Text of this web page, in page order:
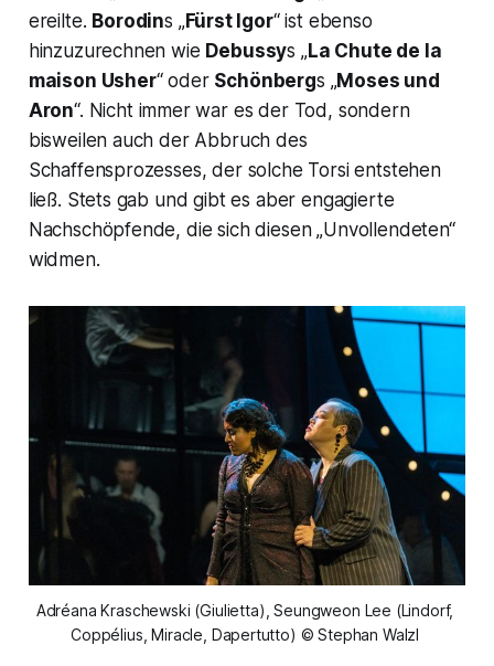
ereilte. Borodins „Fürst Igor“ ist ebenso
hinzuzurechnen wie Debussys „La Chute de la
maison Usher“ oder Schönbergs „Moses und
Aron“. Nicht immer war es der Tod, sondern
bisweilen auch der Abbruch des
Schaffensprozesses, der solche Torsi entstehen
ließ. Stets gab und gibt es aber engagierte
Nachschöpfende, die sich diesen „Unvollendeten“
widmen.
Adréana Kraschewski (Giulietta), Seungweon Lee (Lindorf,
Coppélius, Miracle, Dapertutto) © Stephan Walzl